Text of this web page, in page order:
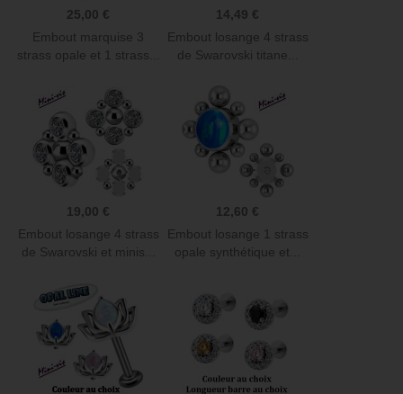
25,00 €
Embout marquise 3
strass opale et 1 strass...
14,49 €
Embout losange 4 strass
de Swarovski titane...
19,00 €
Embout losange 4 strass
de Swarovski et minis...
12,60 €
Embout losange 1 strass
opale synthétique et...